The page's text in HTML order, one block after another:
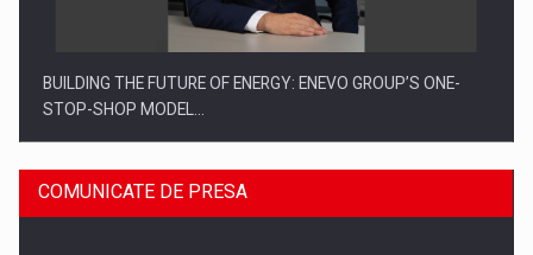
BUILDING THE FUTURE OF ENERGY: ENEVO GROUP’S ONE-
STOP-SHOP MODEL…
COMUNICATE DE PRESA